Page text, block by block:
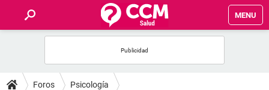
MENU
FOROS
Foros Psicología